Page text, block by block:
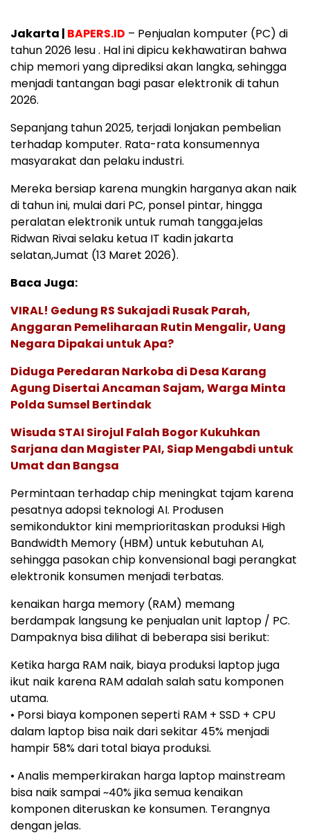
Jakarta | BAPERS.ID – Penjualan komputer (PC) di
tahun 2026 lesu . Hal ini dipicu kekhawatiran bahwa
chip memori yang diprediksi akan langka, sehingga
menjadi tantangan bagi pasar elektronik di tahun
2026.
Sepanjang tahun 2025, terjadi lonjakan pembelian
terhadap komputer. Rata-rata konsumennya
masyarakat dan pelaku industri.
Mereka bersiap karena mungkin harganya akan naik
di tahun ini, mulai dari PC, ponsel pintar, hingga
peralatan elektronik untuk rumah tangga.jelas
Ridwan Rivai selaku ketua IT kadin jakarta
selatan,Jumat (13 Maret 2026).
Baca Juga:
VIRAL! Gedung RS Sukajadi Rusak Parah,
Anggaran Pemeliharaan Rutin Mengalir, Uang
Negara Dipakai untuk Apa?
Diduga Peredaran Narkoba di Desa Karang
Agung Disertai Ancaman Sajam, Warga Minta
Polda Sumsel Bertindak
Wisuda STAI Sirojul Falah Bogor Kukuhkan
Sarjana dan Magister PAI, Siap Mengabdi untuk
Umat dan Bangsa
Permintaan terhadap chip meningkat tajam karena
pesatnya adopsi teknologi AI. Produsen
semikonduktor kini memprioritaskan produksi High
Bandwidth Memory (HBM) untuk kebutuhan AI,
sehingga pasokan chip konvensional bagi perangkat
elektronik konsumen menjadi terbatas.
kenaikan harga memory (RAM) memang
berdampak langsung ke penjualan unit laptop / PC.
Dampaknya bisa dilihat di beberapa sisi berikut:
Ketika harga RAM naik, biaya produksi laptop juga
ikut naik karena RAM adalah salah satu komponen
utama.
• Porsi biaya komponen seperti RAM + SSD + CPU
dalam laptop bisa naik dari sekitar 45% menjadi
hampir 58% dari total biaya produksi.
• Analis memperkirakan harga laptop mainstream
bisa naik sampai ~40% jika semua kenaikan
komponen diteruskan ke konsumen. Terangnya
dengan jelas.